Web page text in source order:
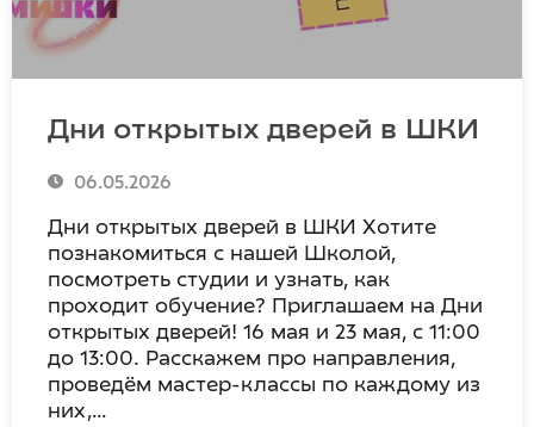
Дни открытых дверей в ШКИ
06.05.2026
Дни открытых дверей в ШКИ Хотите
познакомиться с нашей Школой,
посмотреть студии и узнать, как
проходит обучение? Приглашаем на Дни
открытых дверей! 16 мая и 23 мая, с 11:00
до 13:00. Расскажем про направления,
проведём мастер-классы по каждому из
них,…